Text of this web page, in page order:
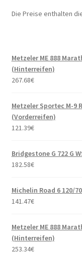
Die Preise enthalten
Metzeler ME 888
(Hinterreifen)
267.68€
Metzeler Sportec M-9
(Vorderreifen)
121.39€
Bridgestone G 722 G
182.58€
Michelin Road 6 120/
141.47€
Metzeler ME 888
(Hinterreifen)
253.34€